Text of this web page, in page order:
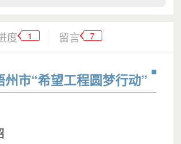
度 1 留言 7
州市“希望工程圆梦行动”